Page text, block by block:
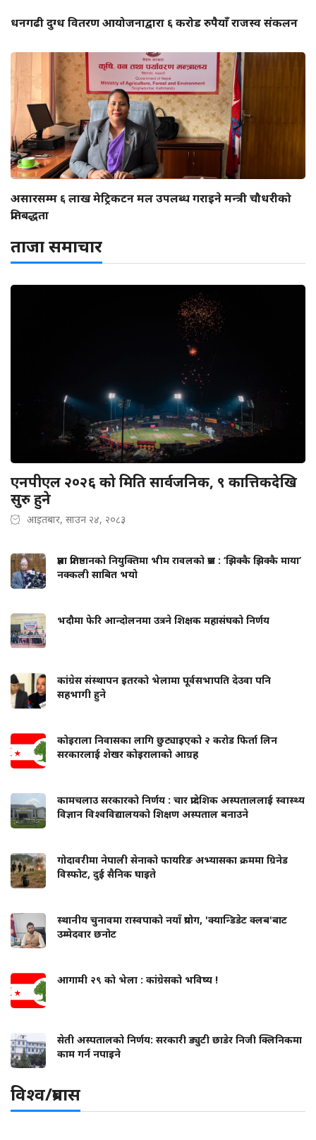
धनगढी दुग्ध वितरण आयोजनाद्वारा ६ करोड रुपैयाँ राजस्व संकलन
असारसम्म ६ लाख मेट्रिकटन मल उपलब्ध गराइने मन्त्री चौधरीको
प्रतिबद्धता
ताजा समाचार
एनपीएल २०२६ को मिति सार्वजनिक, ९ कात्तिकदेखि
सुरु हुने
आइतबार, साउन २४, २०८३
प्रज्ञा प्रतिष्ठानको नियुक्तिमा भीम रावलको प्रश्न : ‘झिक्कै झिक्कै माया’
नक्कली साबित भयो
भदौमा फेरि आन्दोलनमा उत्रने शिक्षक महासंघको निर्णय
कांग्रेस संस्थापन इतरको भेलामा पूर्वसभापति देउवा पनि
सहभागी हुने
कोइराला निवासका लागि छुट्याइएको २ करोड फिर्ता लिन
सरकारलाई शेखर कोइरालाको आग्रह
कामचलाउ सरकारको निर्णय : चार प्रादेशिक अस्पताललाई स्वास्थ्य
विज्ञान विश्वविद्यालयको शिक्षण अस्पताल बनाउने
गोदावरीमा नेपाली सेनाको फायरिङ अभ्यासका क्रममा ग्रिनेड
विस्फोट, दुई सैनिक घाइते
स्थानीय चुनावमा रास्वपाको नयाँ प्रयोग, 'क्यान्डिडेट क्लब'बाट
उम्मेदवार छनोट
आगामी २९ को भेला : कांग्रेसको भविष्य !
सेती अस्पतालको निर्णय: सरकारी ड्युटी छाडेर निजी क्लिनिकमा
काम गर्न नपाइने
विश्व/प्रबास